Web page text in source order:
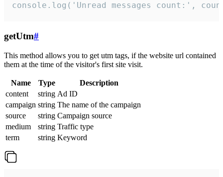
console.log('Unread messages count:',
getUtm#
This method allows you to get utm tags, if the website url contained
them at the time of the visitor's first site visit.
Name Type
Description
content
string Ad ID
campaign string The name of the campaign
source
string Campaign source
medium
string Traffic type
term
string Keyword